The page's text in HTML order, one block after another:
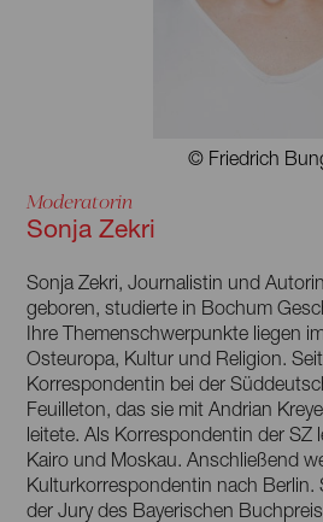
© Friedrich
Moderatorin
Sonja Zekri
Sonja Zekri, Journalistin und
geboren, studierte in Bochum
Ihre Themenschwerpunkte liegen
Osteuropa, Kultur und Religion.
Korrespondentin bei der
Feuilleton, das sie mit Andrian
leitete. Als Korrespondentin der SZ
Kairo und Moskau. Anschließend
Kulturkorrespondentin nach Berlin.
der Jury des Bayerischen